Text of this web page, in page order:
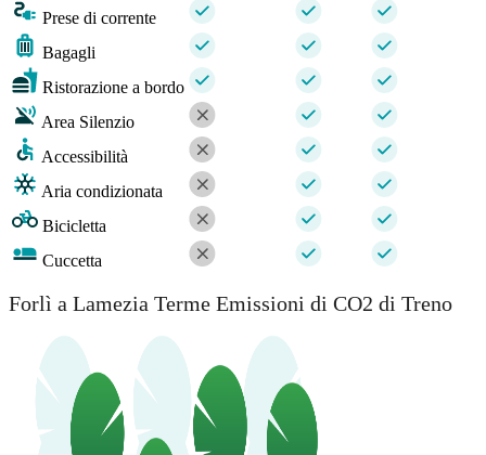
Prese di corrente
Bagagli
Ristorazione a bordo
Area Silenzio
Accessibilità
Aria condizionata
Bicicletta
Cuccetta
Forlì a Lamezia Terme Emissioni di CO2 di Treno